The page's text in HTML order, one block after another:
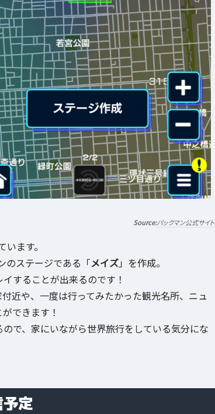
パックマン公式サイト
います。
のステージである「メイズ」を作成。
することが出来るのです！
近や、一度は行ってみたかった観光名所、ニュ
できます！
で、家にいながら世界旅行をしている気分にな
定